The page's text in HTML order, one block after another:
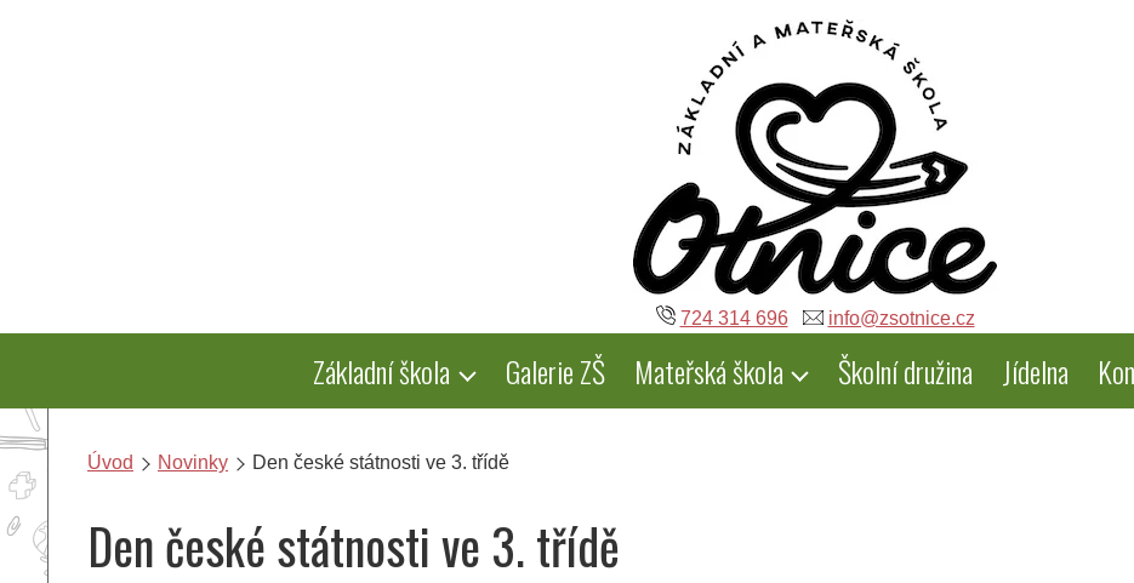
724 314 696 info@zsotnice.cz
Základní škola Galerie ZŠ Mateřská škola Školní družina Jídelna
Úvod Novinky Den české státnosti ve 3. třídě
Den české státnosti ve 3. třídě